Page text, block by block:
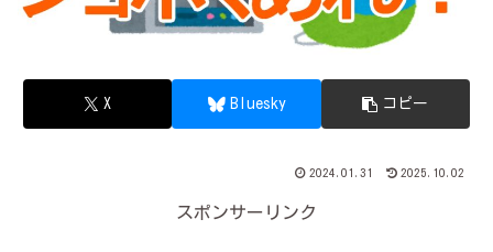
X Bluesky コピー
2024.01.31 2025.10.02
スポンサーリンク